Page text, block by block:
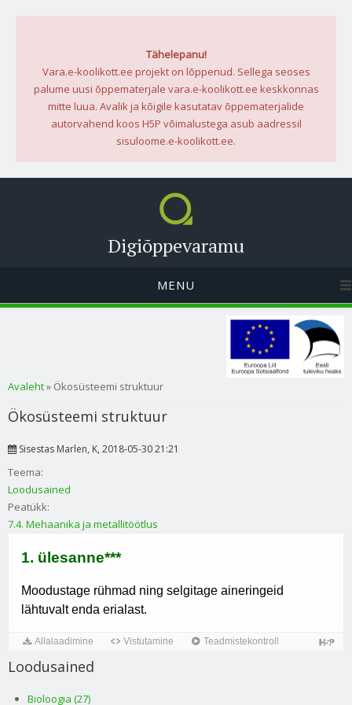
Tähelepanu!
Vara.e-koolikott.ee projekt on lõppenud. Sellega seoses
palume uusi õppematerjale vara.e-koolikott.ee keskkonnas
mitte luua. Avalik ja kõigile kasutatav õppematerjalide
autorvahend koos H5P võimalustega asub aadressil
sisuloome.e-koolikott.ee.
Digiõppevaramu
MENU
Sa oled siin
Avaleht» Ökosüsteemi struktuur
Ökosüsteemi struktuur
Sisestas Marlen, K, 2018-05-30 21:21
Teema:
Loodusained
Peatükk:
7.4. Mehaanika ja metallitöötlus
Loodusained
Bioloogia (27)